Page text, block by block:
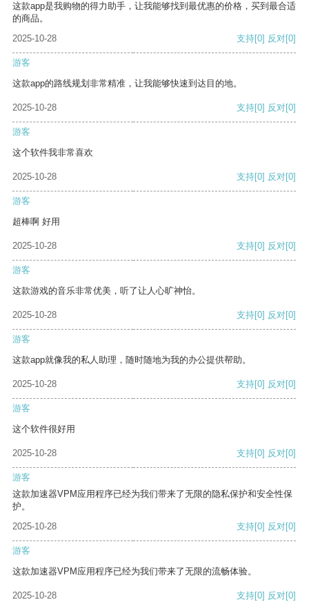
这款app是我购物的得力助手，让我能够找到最优惠的价格，买到最合适
的商品。
2025-10-28
支持[0] 反对[0]
游客
这款app的路线规划非常精准，让我能够快速到达目的地。
2025-10-28 支持[0] 反对[0]
游客
这个软件我非常喜欢
2025-10-28 支持[0] 反对[0]
游客
超棒啊 好用
2025-10-28 支持[0] 反对[0]
游客
这款游戏的音乐非常优美，听了让人心旷神怡。
2025-10-28 支持[0] 反对[0]
游客
这款app就像我的私人助理，随时随地为我的办公提供帮助。
2025-10-28 支持[0] 反对[0]
游客
这个软件很好用
2025-10-28 支持[0] 反对[0]
游客
这款加速器VPM应用程序已经为我们带来了无限的隐私保护和安全性保
护。
2025-10-28
支持[0] 反对[0]
游客
这款加速器VPM应用程序已经为我们带来了无限的流畅体验。
2025-10-28 支持[0] 反对[0]